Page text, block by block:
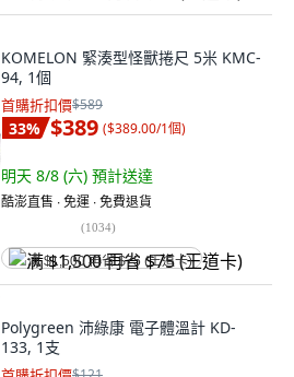
KOMELON 緊湊型怪獸捲尺 5米 KMC-
94, 1個
首購折扣價$589
33% $389 ($389.00/1個)
明天 8/8 (六) 預計送達
酷澎直售 ∙ 免運 ∙ 免費退貨
(1034)
满 $1,500 再省 $75 (王道卡)
Polygreen 沛綠康 電子體溫計 KD-
133, 1支